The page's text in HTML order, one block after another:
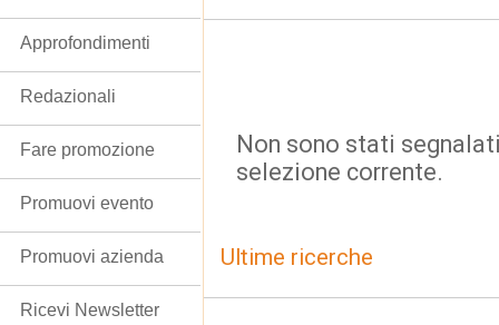
Non sono stati
selezione corrente.
Ultime ricerche
Approfondimenti
Redazionali
Fare promozione
Promuovi evento
Promuovi azienda
Ricevi Newsletter